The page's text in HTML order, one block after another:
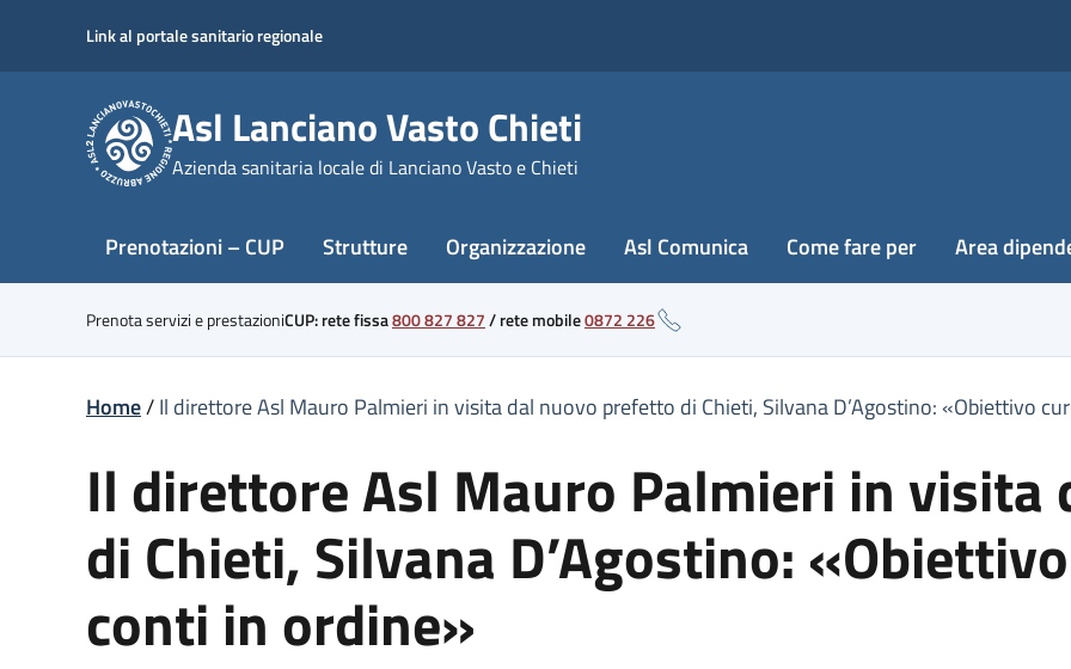
content
Link al portale sanitario regionale
Asl Lanciano Vasto Chieti
Azienda sanitaria locale di Lanciano Vasto e Chieti
Prenotazioni – CUP Strutture Organizzazione Asl Comunica Come fare per Area
Prenota servizi e prestazioniCUP: rete fissa800 827 827/rete mobile0872 226
Home/Il direttore Asl Mauro Palmieri in visita dal nuovo prefetto di Chieti, Silvana D’Agostino: «Obiettivo
Il direttore Asl Mauro Palmieri in
di Chieti, Silvana D’Agostino:
conti in ordine»